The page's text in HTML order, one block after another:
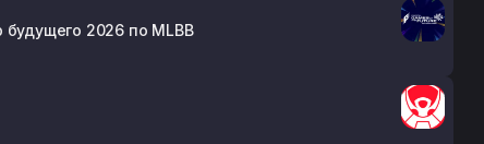
2026 по MLBB